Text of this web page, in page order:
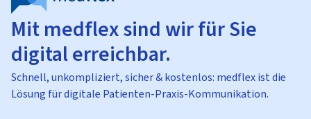
Mit medflex sind wir für Sie
digital erreichbar.
Schnell, unkompliziert, sicher & kostenlos: medflex ist die
Lösung für digitale Patienten-Praxis-Kommunikation.